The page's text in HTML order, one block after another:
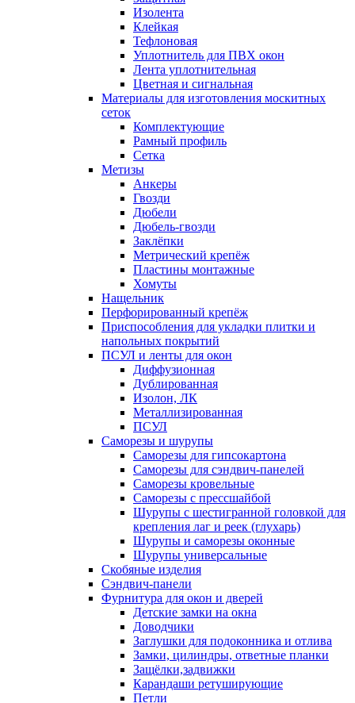
Изолента
Клейкая
Тефлоновая
Уплотнитель для ПВХ окон
Лента уплотнительная
Цветная и сигнальная
Материалы для изготовления москитных
сеток
Комплектующие
Рамный профиль
Сетка
Метизы
Анкеры
Гвозди
Дюбели
Дюбель-гвозди
Заклёпки
Метрический крепёж
Пластины монтажные
Хомуты
Нащельник
Перфорированный крепёж
Приспособления для укладки плитки и
напольных покрытий
ПСУЛ и ленты для окон
Диффузионная
Дублированная
Изолон, ЛК
Металлизированная
ПСУЛ
Саморезы и шурупы
Саморезы для гипсокартона
Саморезы для сэндвич-панелей
Саморезы кровельные
Саморезы с прессшайбой
Шурупы с шестигранной головкой для
крепления лаг и реек (глухарь)
Шурупы и саморезы оконные
Шурупы универсальные
Скобяные изделия
Сэндвич-панели
Фурнитура для окон и дверей
Детские замки на окна
Доводчики
Заглушки для подоконника и отлива
Замки, цилиндры, ответные планки
Защёлки,задвижки
Карандаши ретуширующие
Петли